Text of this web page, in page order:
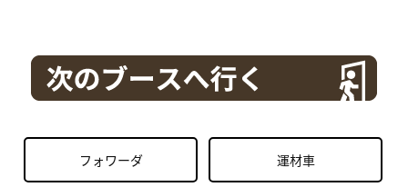
フォワーダ 運材車